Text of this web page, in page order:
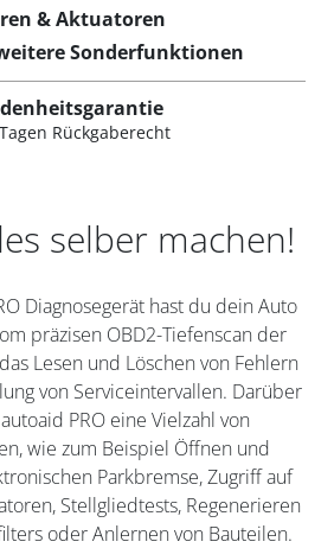
& Aktuatoren
Sonderfunktionen
Rückgaberecht
selber machen!
Diagnosegerät hast du dein Auto
präzisen OBD2-Tiefenscan der
Lesen und Löschen von Fehlern
von Serviceintervallen. Darüber
PRO eine Vielzahl von
wie zum Beispiel Öffnen und
Parkbremse, Zugriff auf
Stellgliedtests, Regenerieren
oder Anlernen von Bauteilen.